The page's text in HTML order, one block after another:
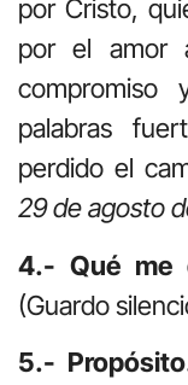
por Cristo,
por el amor
palabras
perdido el
29 de agosto
4.- Qué me
(Guardo
5.-